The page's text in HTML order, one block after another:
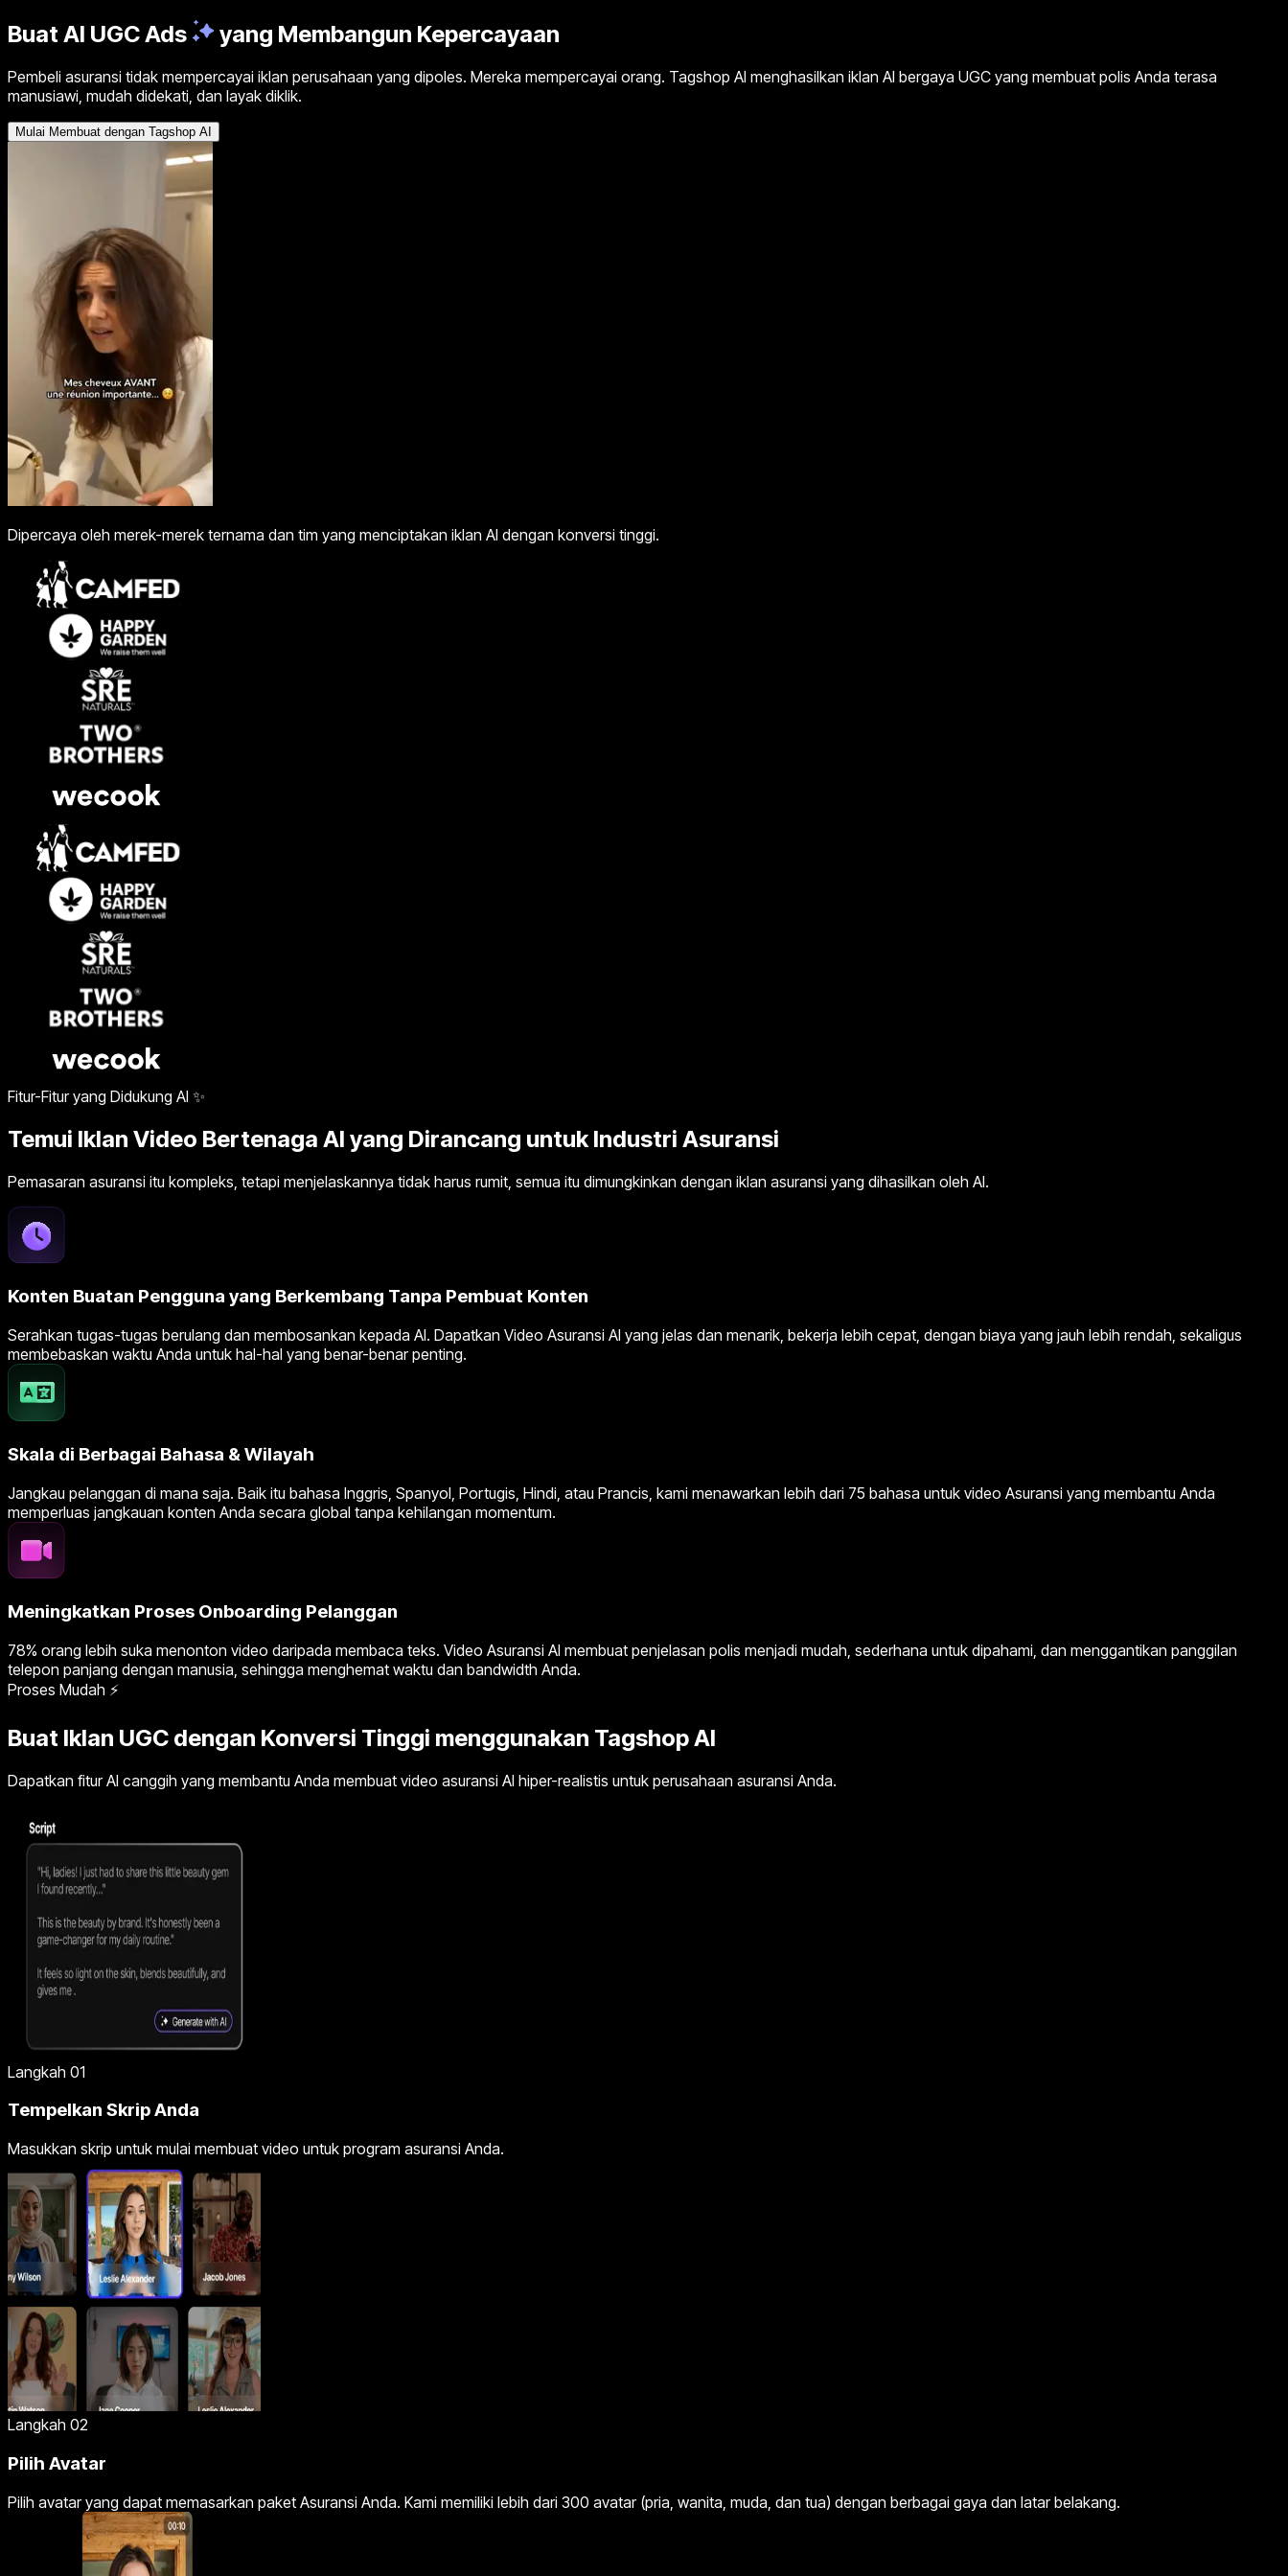
BuatAI UGC Ads yang Membangun Kepercayaan
Pembeli asuransi tidak mempercayai iklan perusahaan yang dipoles. Mereka mempercayai orang. Tagshop AI menghasilkan iklan AI bergaya UGC yang membuat polis Anda terasa
manusiawi, mudah didekati, dan layak diklik.
Mulai Membuat dengan Tagshop AI
Dipercaya oleh merek-merek ternama dan tim yang menciptakan iklan AI dengan konversi tinggi.
Fitur-Fitur yang Didukung AI ✨
Temui Iklan Video Bertenaga AI yang Dirancang untuk Industri Asuransi
Pemasaran asuransi itu kompleks, tetapi menjelaskannya tidak harus rumit, semua itu dimungkinkan dengan iklan asuransi yang dihasilkan oleh AI.
Konten Buatan Pengguna yang Berkembang Tanpa Pembuat Konten
Serahkan tugas-tugas berulang dan membosankan kepada AI. Dapatkan Video Asuransi AI yang jelas dan menarik, bekerja lebih cepat, dengan biaya yang jauh lebih rendah, sekaligus
membebaskan waktu Anda untuk hal-hal yang benar-benar penting.
Skala di Berbagai Bahasa & Wilayah
Jangkau pelanggan di mana saja. Baik itu bahasa Inggris, Spanyol, Portugis, Hindi, atau Prancis, kami menawarkan lebih dari 75 bahasa untuk video Asuransi yang membantu Anda
memperluas jangkauan konten Anda secara global tanpa kehilangan momentum.
Meningkatkan Proses Onboarding Pelanggan
78% orang lebih suka menonton video daripada membaca teks. Video Asuransi AI membuat penjelasan polis menjadi mudah, sederhana untuk dipahami, dan menggantikan panggilan
telepon panjang dengan manusia, sehingga menghemat waktu dan bandwidth Anda.
Proses Mudah ⚡
Buat Iklan UGC dengan Konversi Tinggi menggunakan Tagshop AI
Dapatkan fitur AI canggih yang membantu Anda membuat video asuransi AI hiper-realistis untuk perusahaan asuransi Anda.
Langkah 01
Tempelkan Skrip Anda
Masukkan skrip untuk mulai membuat video untuk program asuransi Anda.
Langkah 02
Pilih Avatar
Pilih avatar yang dapat memasarkan paket Asuransi Anda. Kami memiliki lebih dari 300 avatar (pria, wanita, muda, dan tua) dengan berbagai gaya dan latar belakang.